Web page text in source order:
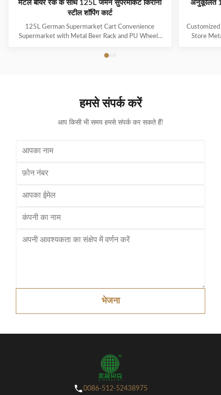
मेटल बीयर रैक के साथ 125L जर्मन सुपरमार्केट किराना
स्टील शॉपिंग कार्ट
125L German Supermarket Cart Convenience
Supermarket with Metal Beer Rack and PU Wheels
departments The added metal beer rack can better
volume from 75 to 125 litres Original Jinsheng castor
अनुकूलित
Customized
Store
हमसे संपर्क करें
आप किसी भी समय हमसे संपर्क कर सकते हैं!
भेजना
0086-512-52438975